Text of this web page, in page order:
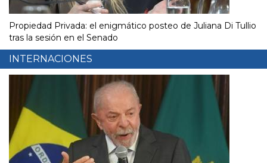
Propiedad Privada: el enigmático posteo de Juliana Di Tullio
tras la sesión en el Senado
INTERNACIONES